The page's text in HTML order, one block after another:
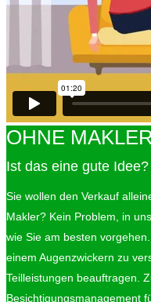
OHNE
Ist das eine gute Idee?
Sie wollen den Verkauf
Makler? Kein Problem, in
wie Sie am besten
einem Augenzwickern zu
Teilleistungen beauftragen.
Besichtigungsmanagement